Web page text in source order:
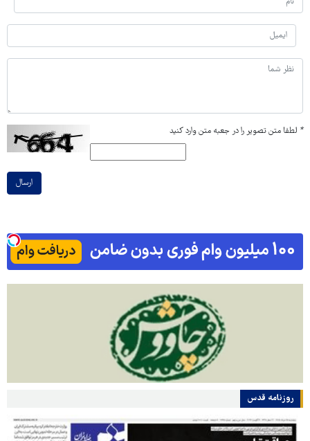
* لطفا متن تصویر را در جعبه متن وارد کنید
ارسال
روزنامه قدس